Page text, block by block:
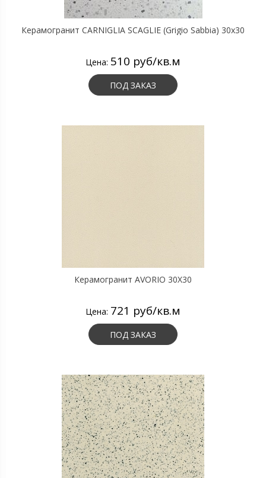
Керамогранит CARNIGLIA SCAGLIE (Grigio Sabbia) 30х30
Цена: 510 руб/кв.м
ПОД ЗАКАЗ
Керамогранит AVORIO 30X30
Цена: 721 руб/кв.м
ПОД ЗАКАЗ